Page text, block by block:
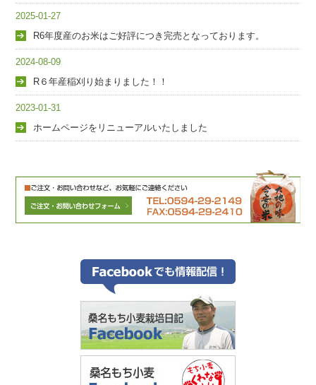
2025-01-27
R6年度産のお米はご好評につき完売となっております。
2024-08-09
R６年産稲刈り始まりました！！
2023-01-31
ホームページをリニューアルいたしました